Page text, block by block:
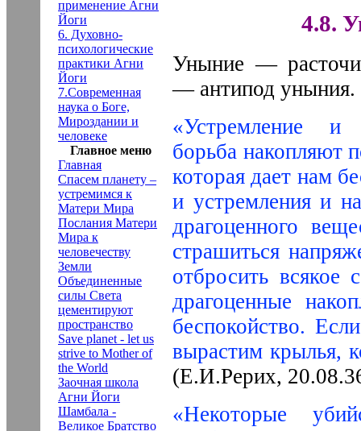
применение Агни
Йоги
6. Духовно-
психологические
практики Агни
Йоги
7.Современная
наука о Боге,
Мироздании и
человеке
Главное меню
Главная
Спасем планету –
устремимся к
Матери Мира
Послания Матери
Мира к
человечеству
Земли
Объединенные
силы Света
цементируют
пространство
Save planet - let us
strive to Mother of
the World
Заочная школа
Агни Йоги
Шамбала -
Великое Братство
4.8.
Уныние —
— антипод уныния.
«Устремление и
борьба накопляют
которая дает нам
и устремления и
драгоценного
страшиться
отбросить всякое
драгоценные
беспокойство.
вырастим крылья,
(Е.И.Рерих,
«Некоторые